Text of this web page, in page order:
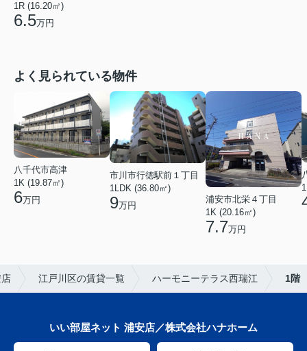
1R (16.20㎡)
6.5万円
よく見られている物件
八千代市高津
1K (19.87㎡)
6万円
市川市行徳駅前１丁目
1LDK (36.80㎡)
9万円
浦安市北栄４丁目
1K (20.16㎡)
7.7万円
江戸川区の賃貸一覧 ハーモニーテラス西瑞江 1階
いい部屋ネット 浦安店／株式会社ハナホーム